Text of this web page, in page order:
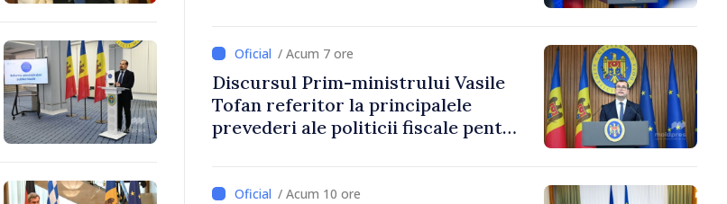
/ Acum 7 ore
Discursul Prim-ministrului Vasile
Tofan referitor la principalele
prevederi ale politicii fiscale pentru
/ Acum 10 ore